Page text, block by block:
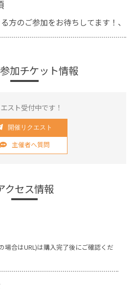
方のご参加をお待ちしてます！、
加チケット情報
スト受付中です！
開催リクエスト
主催者へ質問
クセス情報
場合はURL)は購入完了後にご確認くだ